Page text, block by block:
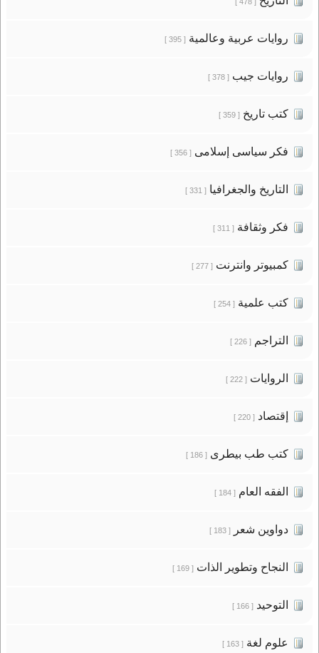
روايات عربية وعالمية[ 395 ]
روايات جيب[ 378 ]
كتب تاريخ[ 359 ]
فكر سياسى إسلامى[ 356 ]
التاريخ والجغرافيا[ 331 ]
فكر وثقافة[ 311 ]
كمبيوتر وانترنت[ 277 ]
كتب علمية[ 254 ]
التراجم[ 226 ]
الروايات[ 222 ]
إقتصاد[ 220 ]
كتب طب بيطرى[ 186 ]
الفقه العام[ 184 ]
دواوين شعر[ 183 ]
النجاح وتطوير الذات[ 169 ]
التوحيد[ 166 ]
علوم لغة[ 163 ]